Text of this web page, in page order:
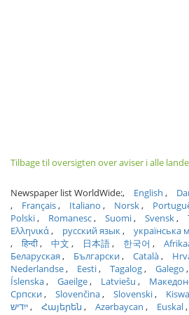
Tilbage til oversigten over aviser i alle lande
Newspaper list WorldWide: English
Français
Italiano Norsk
Polski
Romanesc Suomi Svensk
Ελληνικά
русский язык українська
हिन्दी
中文 日本語 한국어
Беларуская
Български Català
Nederlandse
Eesti Tagalog Galego
Íslenska
Gaeilge Latviešu
Српски
Slovenčina Slovenski
ייִדיש
Հայերեն Azərbaycan Euskal